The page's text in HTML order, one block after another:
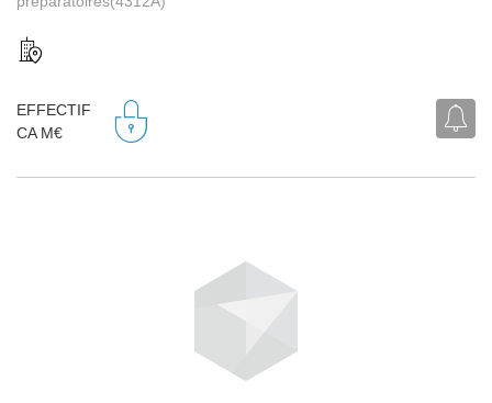
EFFECTIF
CA M€